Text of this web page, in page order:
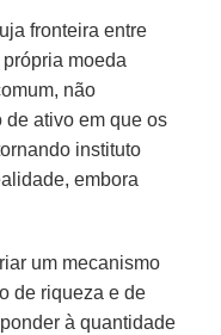
fronteira entre
moeda
não
de ativo em que os
instituto
embora
um mecanismo
de riqueza e de
à quantidade